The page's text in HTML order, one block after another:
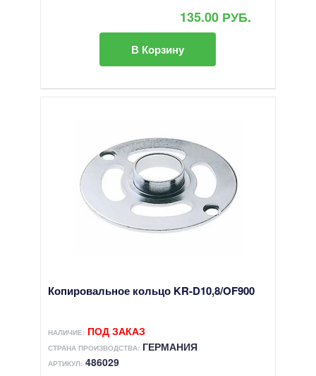
135.00 РУБ.
В Корзину
Копировальное кольцо KR-D10,8/OF900
НАЛИЧИЕ: ПОД ЗАКАЗ
СТРАНА ПРОИЗВОДСТВА:ГЕРМАНИЯ
АРТИКУЛ:486029